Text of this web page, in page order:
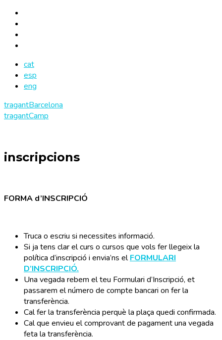
cat
esp
eng
tragantBarcelona
tragantCamp
inscripcions
FORMA d’INSCRIPCIÓ
Truca o escriu si necessites informació.
Si ja tens clar el curs o cursos que vols fer llegeix la
política d’inscripció i envia’ns elFORMULARI
D’INSCRIPCIÓ.
Una vegada rebem el teu Formulari d’Inscripció, et
passarem el número de compte bancari on fer la
transferència.
Cal fer la transferència perquè la plaça quedi confirmada.
Cal que envieu el comprovant de pagament una vegada
feta la transferència.